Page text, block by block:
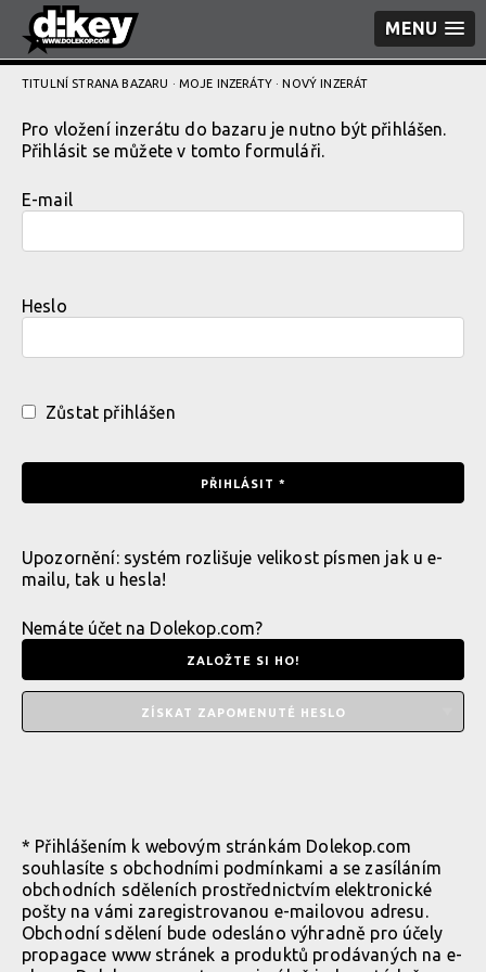
MENU
TITULNÍ STRANA BAZARU · MOJE INZERÁTY· NOVÝ INZERÁT
Pro vložení inzerátu do bazaru je nutno být přihlášen.
Přihlásit se můžete v tomto formuláři.
E-mail
Heslo
Zůstat přihlášen
Upozornění: systém rozlišuje velikost písmen jak u e-
mailu, tak u hesla!
Nemáte účet na Dolekop.com?
ZALOŽTE SI HO!
ZÍSKAT ZAPOMENUTÉ HESLO
* Přihlášením k webovým stránkám Dolekop.com
souhlasíte s obchodními podmínkami a se zasíláním
obchodních sděleních prostřednictvím elektronické
pošty na vámi zaregistrovanou e-mailovou adresu.
Obchodní sdělení bude odesláno výhradně pro účely
propagace www stránek a produktů prodávaných na e-